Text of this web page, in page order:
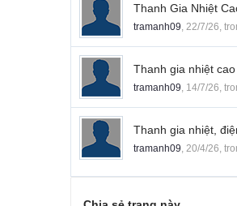
Thanh Gia Nhiệt
tramanh09, 22/7/26,
Thanh gia nhiệt
tramanh09, 14/7/26,
Thanh gia nhiệt,
tramanh09, 20/4/26,